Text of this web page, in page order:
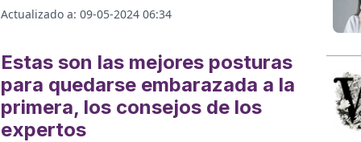
Actualizado a:09-05-2024 06:34
Estas son las mejores posturas
para quedarse embarazada a la
primera, los consejos de los
expertos